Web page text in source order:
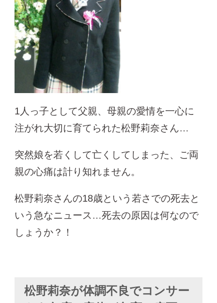
1人っ子として父親、母親の愛情を一心に
注がれ大切に育てられた松野莉奈さん…
突然娘を若くして亡くしてしまった、ご両
親の心痛は計り知れません。
松野莉奈さんの18歳という若さでの死去と
いう急なニュース…死去の原因は何なので
しょうか？！
松野莉奈が体調不良でコンサー